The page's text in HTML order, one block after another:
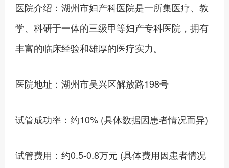
医院介绍：湖州市妇产科医院是一所集医疗、教
学、科研于一体的三级甲等妇产专科医院，拥有
丰富的临床经验和雄厚的医疗实力。
医院地址：湖州市吴兴区解放路198号
试管成功率：约10% (具体数据因患者情况而异)
试管费用：约0.5-0.8万元 (具体费用因患者情况